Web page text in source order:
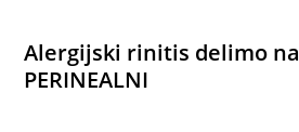
Alergijski rinitis delimo na
PERINEALNI